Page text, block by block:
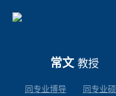
常文 教授
同专业博导 同专业